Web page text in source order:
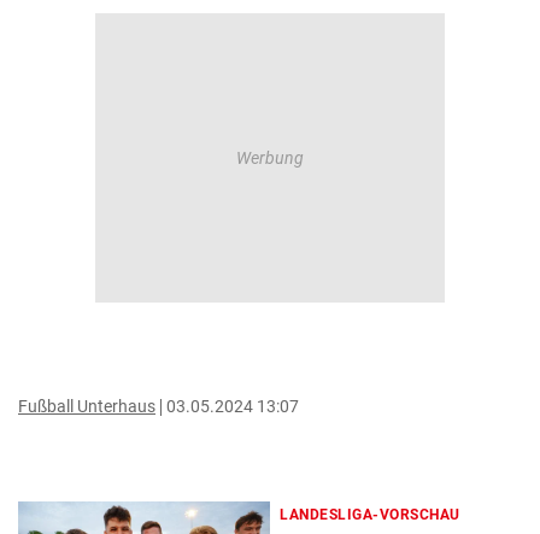
Fußball Unterhaus 03.05.2024 13:07
LANDESLIGA-VORSCHAU